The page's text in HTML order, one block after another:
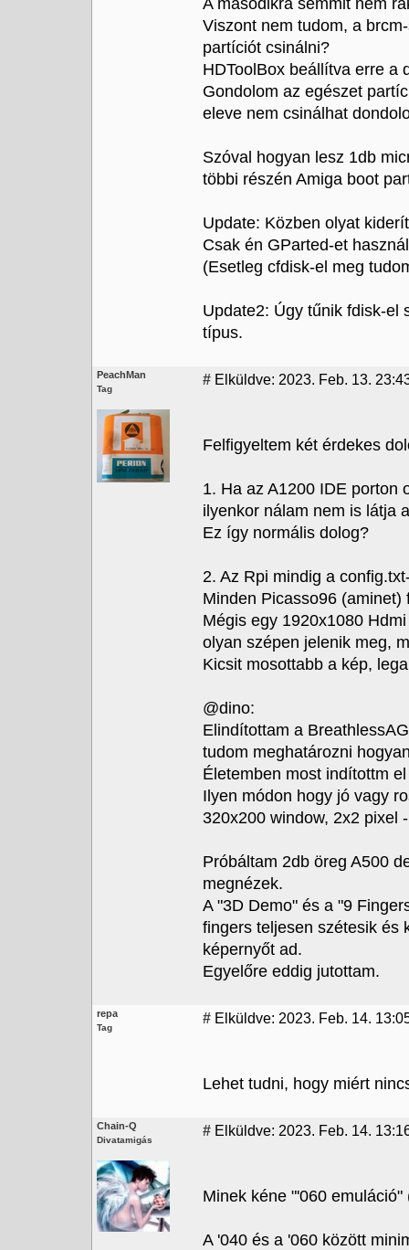
A másodikra semmit nem
Viszont nem tudom, a
partíciót csinálni?
HDToolBox beállítva erre a
Gondolom az egészet
eleve nem csinálhat
Szóval hogyan lesz 1db
többi részén Amiga boot
Update: Közben olyat
Csak én GParted-et
(Esetleg cfdisk-el meg
Update2: Úgy tűnik fdisk-el
típus.
PeachMan
Tag
# Elküldve: 2023. Feb. 13.
Felfigyeltem két érdekes
1. Ha az A1200 IDE porton
ilyenkor nálam nem is látja
Ez így normális dolog?
2. Az Rpi mindig a
Minden Picasso96
Mégis egy 1920x1080
olyan szépen jelenik meg,
Kicsit mosottabb a kép,
@dino:
Elindítottam a
tudom meghatározni
Életemben most indítottm
Ilyen módon hogy jó vagy
320x200 window, 2x2 pixel
Próbáltam 2db öreg A500
megnézek.
A "3D Demo" és a "9
fingers teljesen szétesik és
képernyőt ad.
Egyelőre eddig jutottam.
repa
Tag
# Elküldve: 2023. Feb. 14.
Lehet tudni, hogy miért
Chain-Q
Divatamigás
# Elküldve: 2023. Feb. 14.
Minek kéne "'060
A '040 és a '060 között